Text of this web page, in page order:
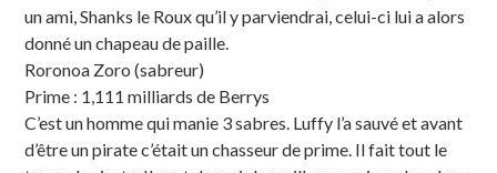
un ami, Shanks le Roux qu’il y parviendrai, celui-ci lui a alors
donné un chapeau de paille.
Roronoa Zoro (sabreur)
Prime : 1,111 milliards de Berrys
C’est un homme qui manie 3 sabres. Luffy l’a sauvé et avant
d’être un pirate c’était un chasseur de prime. Il fait tout le